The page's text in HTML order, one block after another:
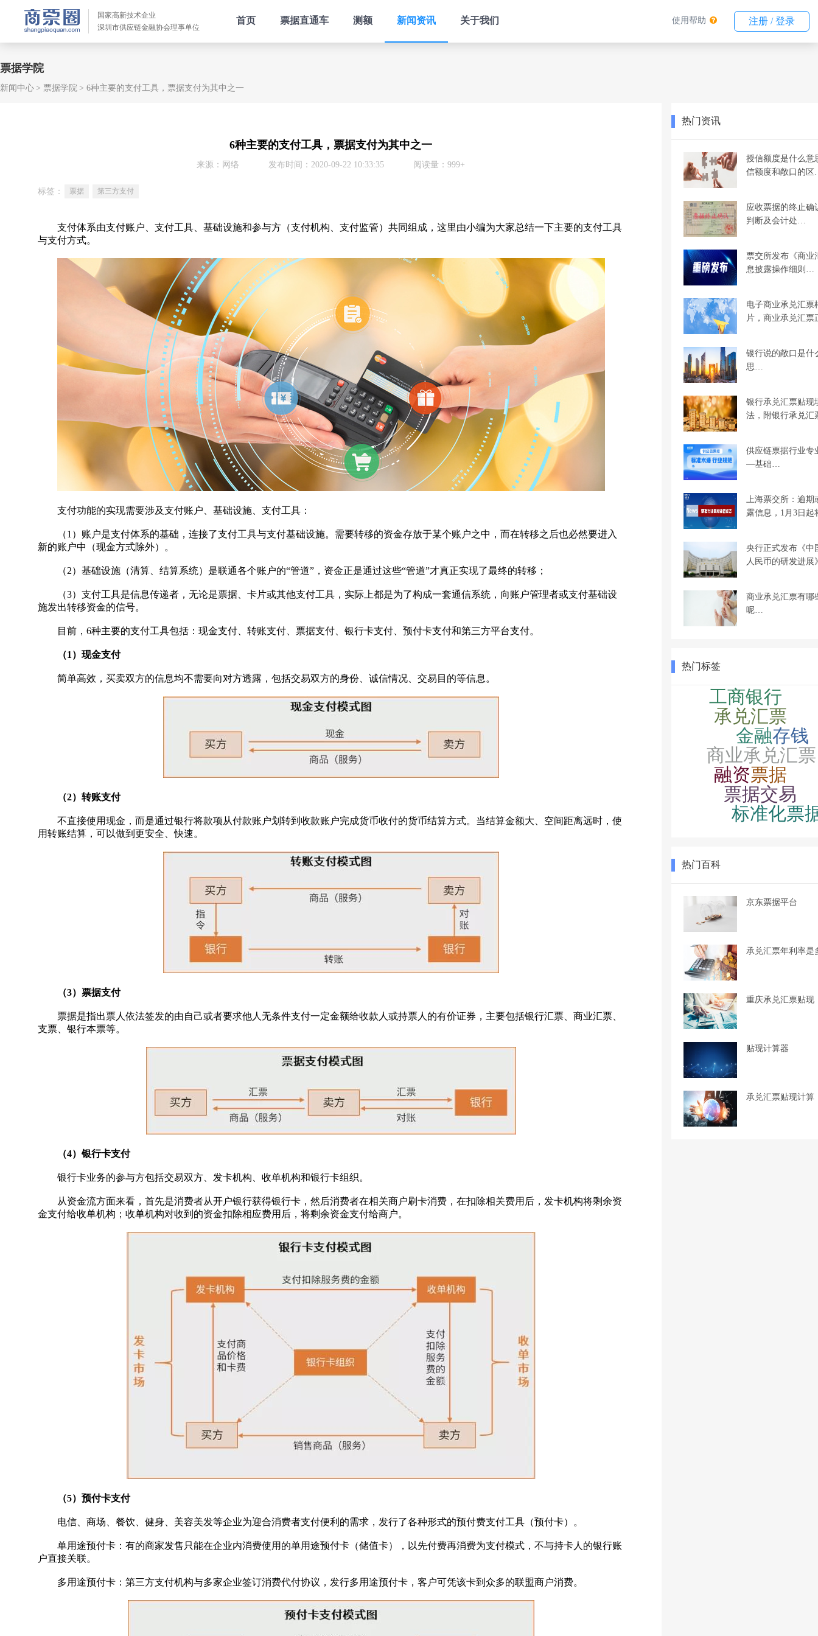
国家高新技术企业
深圳市供应链金融协会理事单位
首页 票据直通车 测额 新闻资讯 关于我们 使用帮助 注册 / 登录
票据学院
新闻中心 票据学院 6种主要的支付工具，票据支付为其中之一
6种主要的支付工具，票据支付为其中之一
来源：网络 发布时间：2020-09-22 10:33:35 阅读量：999+
标签： 票据 第三方支付
支付体系由支付账户、支付工具、基础设施和参与方（支付机构、支付监管）共同组成，这里由小编为大家总结一下主要的支付工具
与支付方式。
支付功能的实现需要涉及支付账户、基础设施、支付工具：
（1）账户是支付体系的基础，连接了支付工具与支付基础设施。需要转移的资金存放于某个账户之中，而在转移之后也必然要进入
新的账户中（现金方式除外）。
（2）基础设施（清算、结算系统）是联通各个账户的“管道”，资金正是通过这些“管道”才真正实现了最终的转移；
（3）支付工具是信息传递者，无论是票据、卡片或其他支付工具，实际上都是为了构成一套通信系统，向账户管理者或支付基础设
施发出转移资金的信号。
目前，6种主要的支付工具包括：现金支付、转账支付、票据支付、银行卡支付、预付卡支付和第三方平台支付。
（1）现金支付
简单高效，买卖双方的信息均不需要向对方透露，包括交易双方的身份、诚信情况、交易目的等信息。
（2）转账支付
不直接使用现金，而是通过银行将款项从付款账户划转到收款账户完成货币收付的货币结算方式。当结算金额大、空间距离远时，使
用转账结算，可以做到更安全、快速。
（3）票据支付
票据是指出票人依法签发的由自己或者要求他人无条件支付一定金额给收款人或持票人的有价证券，主要包括银行汇票、商业汇票、
支票、银行本票等。
（4）银行卡支付
银行卡业务的参与方包括交易双方、发卡机构、收单机构和银行卡组织。
从资金流方面来看，首先是消费者从开户银行获得银行卡，然后消费者在相关商户刷卡消费，在扣除相关费用后，发卡机构将剩余资
金支付给收单机构；收单机构对收到的资金扣除相应费用后，将剩余资金支付给商户。
（5）预付卡支付
电信、商场、餐饮、健身、美容美发等企业为迎合消费者支付便利的需求，发行了各种形式的预付费支付工具（预付卡）。
单用途预付卡：有的商家发售只能在企业内消费使用的单用途预付卡（储值卡），以先付费再消费为支付模式，不与持卡人的银行账
户直接关联。
多用途预付卡：第三方支付机构与多家企业签订消费代付协议，发行多用途预付卡，客户可凭该卡到众多的联盟商户消费。
热门资讯
授信额度是什么意
信额度和敞口的
应收票据的终止确
判断及会计处…
票交所发布《商业
息披露操作细则…
电子商业承兑汇票
片，商业承兑汇
银行说的敞口是什
思…
银行承兑汇票贴现
法，附银行承兑
供应链票据行业专
—基础…
上海票交所：逾期
露信息，1月3日
央行正式发布《中
人民币的研发进
商业承兑汇票有哪
呢…
热门标签
热门百科
京东票据平台
承兑汇票年利率是
重庆承兑汇票贴现
贴现计算器
承兑汇票贴现计算